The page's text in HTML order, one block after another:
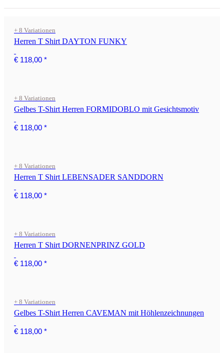
+ 8 Variationen
Herren T Shirt DAYTON FUNKY
€ 118,00 *
+ 8 Variationen
Gelbes T-Shirt Herren FORMIDOBLO mit Gesichtsmotiv
€ 118,00 *
+ 8 Variationen
Herren T Shirt LEBENSADER SANDDORN
€ 118,00 *
+ 8 Variationen
Herren T Shirt DORNENPRINZ GOLD
€ 118,00 *
+ 8 Variationen
Gelbes T-Shirt Herren CAVEMAN mit Höhlenzeichnungen
€ 118,00 *